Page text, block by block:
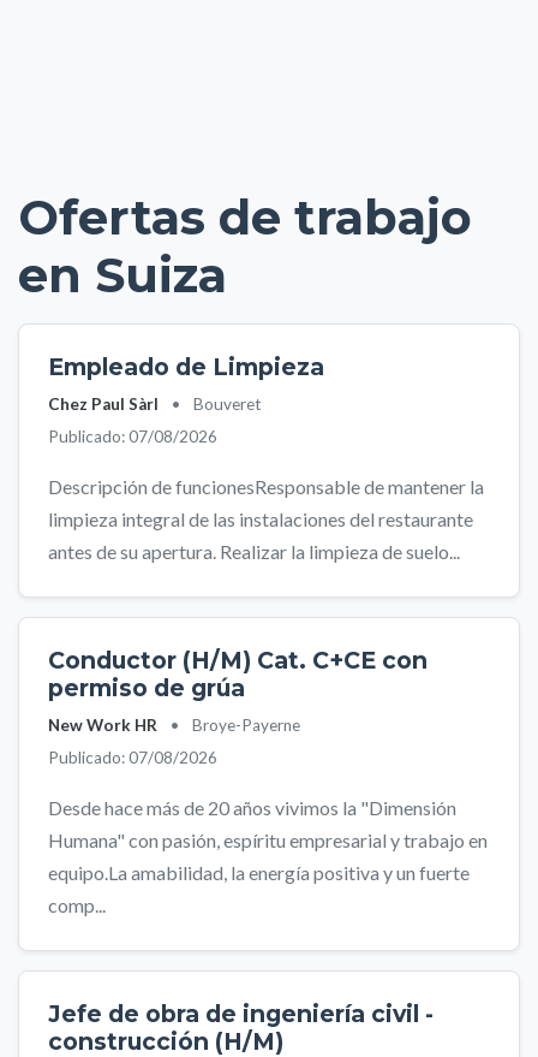
Ofertas de trabajo
en Suiza
Empleado de Limpieza
Chez Paul Sàrl •
Bouveret
Publicado: 07/08/2026
Descripción de funcionesResponsable de mantener la
limpieza integral de las instalaciones del restaurante
antes de su apertura. Realizar la limpieza de suelo...
Conductor (H/M) Cat. C+CE con
permiso de grúa
New Work HR •
Broye-Payerne
Publicado: 07/08/2026
Desde hace más de 20 años vivimos la "Dimensión
Humana" con pasión, espíritu empresarial y trabajo en
equipo.La amabilidad, la energía positiva y un fuerte
comp...
Jefe de obra de ingeniería civil -
construcción (H/M)